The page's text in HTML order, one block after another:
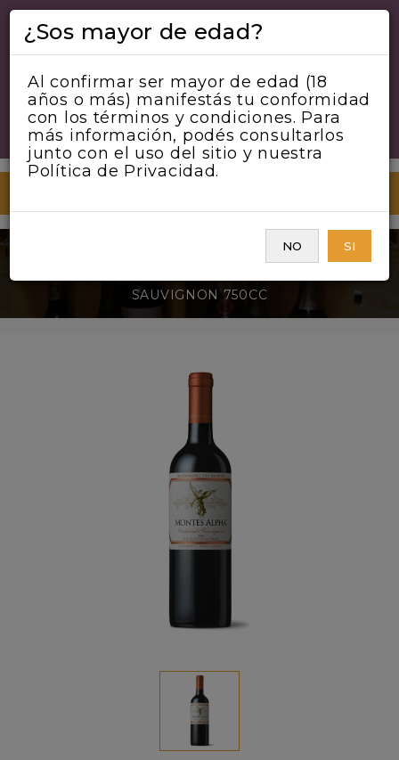
SAUVIGNON 750CC
¿Sos mayor de edad?
Al confirmar ser mayor de edad (18
años o más) manifestás tu conformidad
con los términos y condiciones. Para
más información, podés consultarlos
junto con el uso del sitio y nuestra
Política de Privacidad.
NO SI